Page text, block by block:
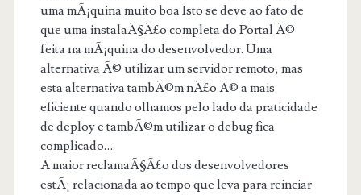
uma mÃ¡quina muito boa Isto se deve ao fato de
que uma instalaÃ§Ã£o completa do Portal Ã©
feita na mÃ¡quina do desenvolvedor. Uma
alternativa Ã© utilizar um servidor remoto, mas
esta alternativa tambÃ©m nÃ£o Ã© a mais
eficiente quando olhamos pelo lado da praticidade
de deploy e tambÃ©m utilizar o debug fica
complicado….
A maior reclamaÃ§Ã£o dos desenvolvedores
estÃ¡ relacionada ao tempo que leva para reinciar